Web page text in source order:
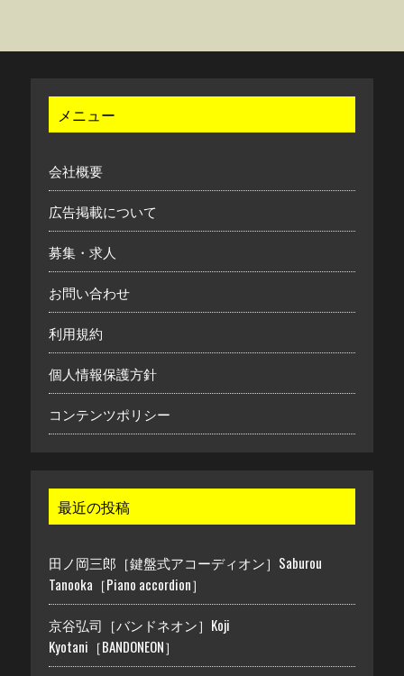
メニュー
会社概要
広告掲載について
募集・求人
お問い合わせ
利用規約
個人情報保護方針
コンテンツポリシー
最近の投稿
田ノ岡三郎［鍵盤式アコーディオン］Saburou
Tanooka［Piano accordion］
京谷弘司［バンドネオン］Koji
Kyotani［BANDONEON］